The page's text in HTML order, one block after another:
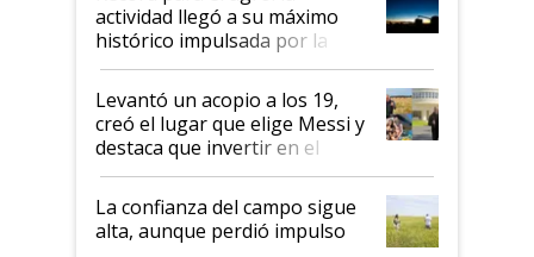
récord
actividad llegó a su máximo
histórico impulsada por la
cosecha y las exportaciones
Levantó un acopio a los 19,
creó el lugar que elige Messi y
destaca que invertir en el
kirchnerismo era como "darle
plata a un hijo para droga":
Juan Félix Rossetti, el libertario
que de una dura crisis salió
La confianza del campo sigue
alta, aunque perdió impulso